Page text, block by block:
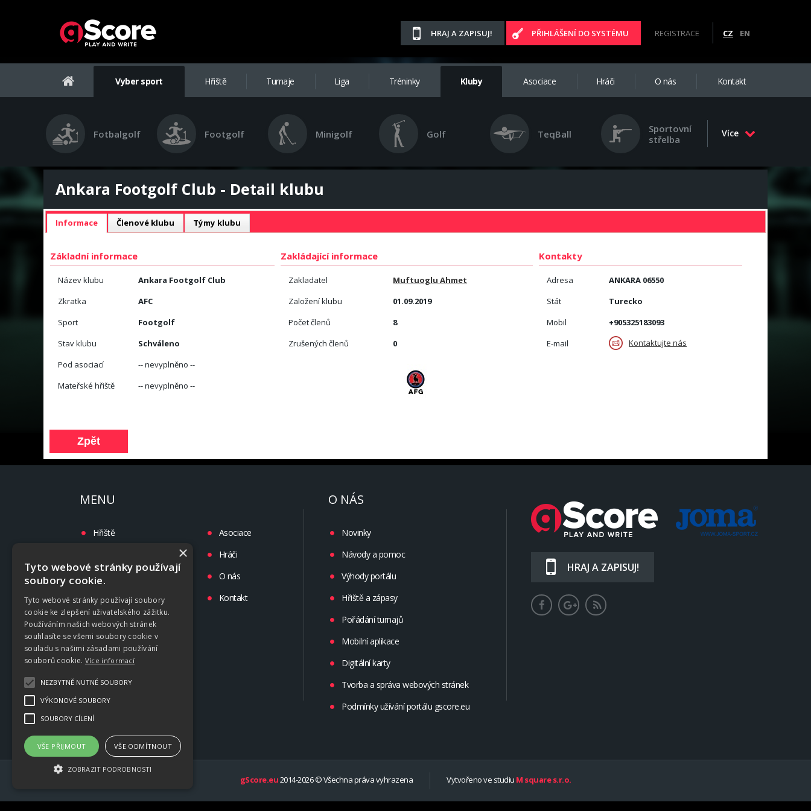
HRAJ A ZAPISUJ! PŘIHLÁŠENÍ DO SYSTÉMU REGISTRACE CZ EN
Vyber sport Hřiště Turnaje Liga Tréninky Kluby Asociace Hráči O nás Kontakt
Fotbalgolf Footgolf Minigolf Golf TeqBall
Sportovní
střelba
Více
Ankara Footgolf Club - Detail klubu
Informace Členové klubu Týmy klubu
Základní informace
Název klubu
Ankara Footgolf Club
Zkratka
AFC
Sport
Footgolf
Stav klubu
Schváleno
Pod asociací
-- nevyplněno --
Mateřské hřiště
-- nevyplněno --
Zakládající informace
Zakladatel
Muftuoglu Ahmet
Založení klubu
01.09.2019
Počet členů
8
Zrušených členů
0
Kontakty
Adresa
ANKARA 06550
Stát
Turecko
Mobil
+905325183093
E-mail
Kontaktujte nás
MENU
Hřiště
Liga
Tréninky
Kluby
Asociace
Hráči
O nás
Kontakt
O NÁS
Novinky
Návody a pomoc
Výhody portálu
Hřiště a zápasy
Pořádání turnajů
Mobilní aplikace
Digitální karty
Tvorba a správa webových stránek
Podmínky užívání portálu gscore.eu
HRAJ A ZAPISUJ!
gScore.eu2014-2026 © Všechna práva vyhrazena Vytvořeno ve studiu M square s.r.o.
×
Tyto webové stránky používají
soubory cookie.
Tyto webové stránky používají soubory
cookie ke zlepšení uživatelského zážitku.
Používáním našich webových stránek
souhlasíte se všemi soubory cookie v
souladu s našimi zásadami používání
souborů cookie. Více informací
NEZBYTNĚ NUTNÉ SOUBORY
VÝKONOVÉ SOUBORY
SOUBORY CÍLENÍ
VŠE PŘIJMOUT VŠE ODMÍTNOUT
ZOBRAZIT PODROBNOSTI